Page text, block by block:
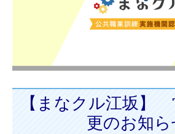
【まなクル江坂】
更のお知ら